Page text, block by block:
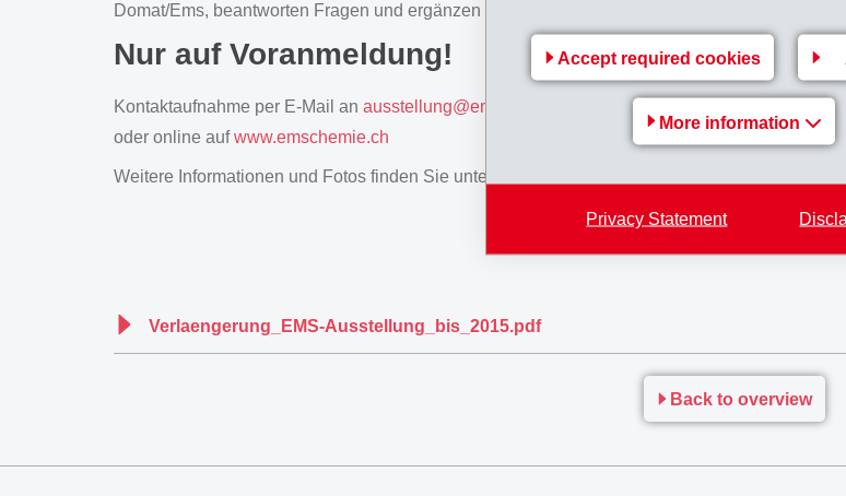
Accept required cookies
More information
Privacy Statement
Domat/Ems, beantworten Fragen und ergänzen mit der einen oder anderen Episode aus
Nur auf Voranmeldung!
Kontaktaufnahme per E-Mail an ausstellung@emschemie.ch
, über +41 81 632 78 78 (Frau
oder online aufwww.emschemie.ch
Weitere Informationen und Fotos finden Sie unter
Verlaengerung_EMS-Ausstellung_bis_2015.pdf
Back to overview